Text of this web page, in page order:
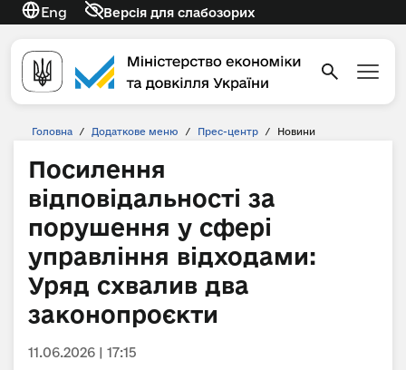
Eng Версія для слабозорих
Головна / Додаткове меню / Прес-центр / Новини
Посилення
відповідальності за
порушення у сфері
управління відходами:
Уряд схвалив два
законопроєкти
11.06.2026 | 17:15